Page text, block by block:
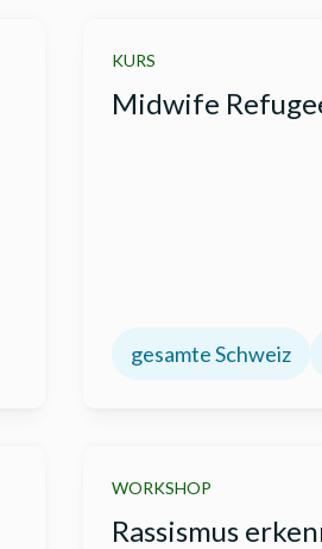
KURS
Midwife
gesamte Schweiz
WORKSHOP
Rassismus